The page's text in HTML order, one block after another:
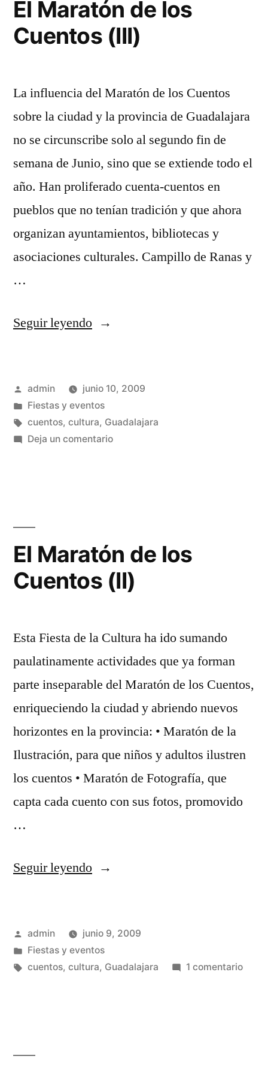
los
Cuentos
El Maratón de los
Cuentos (III)
La influencia del Maratón de los Cuentos
sobre la ciudad y la provincia de Guadalajara
no se circunscribe solo al segundo fin de
semana de Junio, sino que se extiende todo el
año. Han proliferado cuenta-cuentos en
pueblos que no tenían tradición y que ahora
organizan ayuntamientos, bibliotecas y
asociaciones culturales. Campillo de Ranas y
…
Seguir leyendo«El
los
Cuentos
(III)»
Publicado
por
admin
junio 10, 2009
Publicado
en
Fiestas y eventos
Etiquetas:
cuentos, cultura, Guadalajara
Deja un comentarioen
El Maratón de los
Cuentos (II)
Esta Fiesta de la Cultura ha ido sumando
paulatinamente actividades que ya forman
parte inseparable del Maratón de los Cuentos,
enriqueciendo la ciudad y abriendo nuevos
horizontes en la provincia: • Maratón de la
Ilustración, para que niños y adultos ilustren
los cuentos • Maratón de Fotografía, que
capta cada cuento con sus fotos, promovido
…
Seguir leyendo«El
los
Cuentos
Publicado
por
admin
junio 9, 2009
Publicado
en
Fiestas y eventos
Etiquetas:
cuentos, cultura, Guadalajara 1 comentarioen